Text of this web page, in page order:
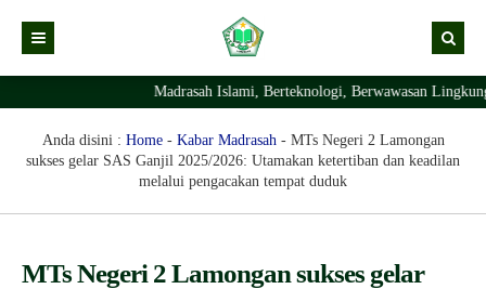
Kabar Madrasah
Kabar Pimpinan
Profil Madrasah
Sejarah Berdirinya Madrasah
Ekstrakurikuler Madrasah
Layanan Digital
Struktur Organisasi Madrasah
Madrasah Islami, Berteknologi, Berwawasan
Anda disini : Home- Kabar Madrasah- MTs Negeri 2 Lamongan
sukses gelar SAS Ganjil 2025/2026: Utamakan ketertiban dan keadilan
melalui pengacakan tempat duduk
MTs Negeri 2 Lamongan sukses gelar